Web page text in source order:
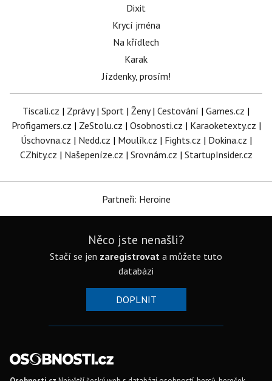
Dixit
Krycí jména
Na křídlech
Karak
Jízdenky, prosím!
Tiscali.cz | Zprávy| Sport | Ženy| Cestování | Games.cz |
Profigamers.cz | ZeStolu.cz | Osobnosti.cz | Karaoketexty.cz |
Úschovna.cz | Nedd.cz | Moulík.cz | Fights.cz | Dokina.cz |
CZhity.cz | Našepeníze.cz | Srovnám.cz | StartupInsider.cz
Partneři: Heroine
Něco jste nenašli?
Stačí se jen zaregistrovat a můžete tuto
databázi
DOPLNIT